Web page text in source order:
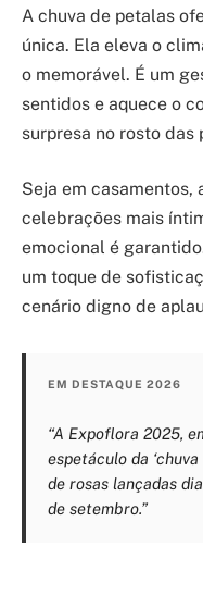
A chuva de petalas
única. Ela eleva o
o memorável. É um
sentidos e aquece o
surpresa no rosto das
Seja em casamentos,
celebrações mais
emocional é
um toque de
cenário digno de
EM DESTAQUE 2026
“A Expoflora 2025,
espetáculo da
de rosas lançadas
de setembro.”